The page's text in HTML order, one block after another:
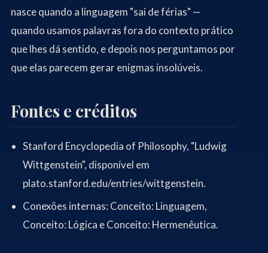
nasce quando a linguagem "sai de férias" —
quando usamos palavras fora do contexto prático
que lhes dá sentido, e depois nos perguntamos por
que elas parecem gerar enigmas insolúveis.
Fontes e créditos
Stanford Encyclopedia of Philosophy, "Ludwig
Wittgenstein", disponível em
plato.stanford.edu/entries/wittgenstein.
Conexões internas: Conceito: Linguagem,
Conceito: Lógica eConceito: Hermenêutica.